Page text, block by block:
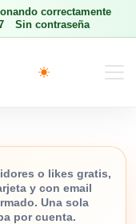
correctamente
Sin contraseña
Toggle theme
o likes gratis,
y con email
Una sola
por cuenta.